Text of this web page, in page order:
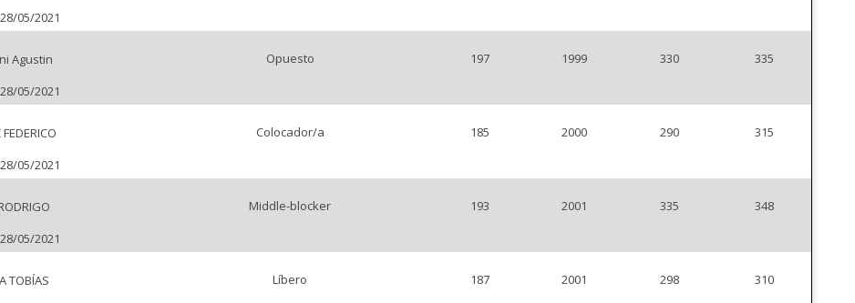
05/2021
Agustin
05/2021
Opuesto 197 1999 330 335
05/2021
Colocador/a 185 2000 290 315
05/2021
Middle-blocker 193 2001 335 348
TOBÍAS
Líbero 187 2001 298 310